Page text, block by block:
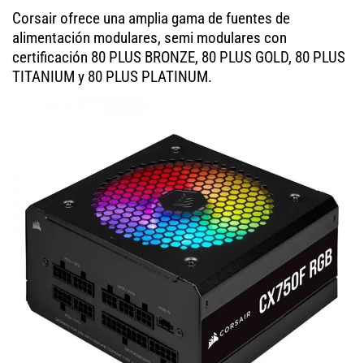
Corsair ofrece una amplia gama de fuentes de
alimentación modulares, semi modulares con
certificación 80 PLUS BRONZE, 80 PLUS GOLD, 80 PLUS
TITANIUM y 80 PLUS PLATINUM.